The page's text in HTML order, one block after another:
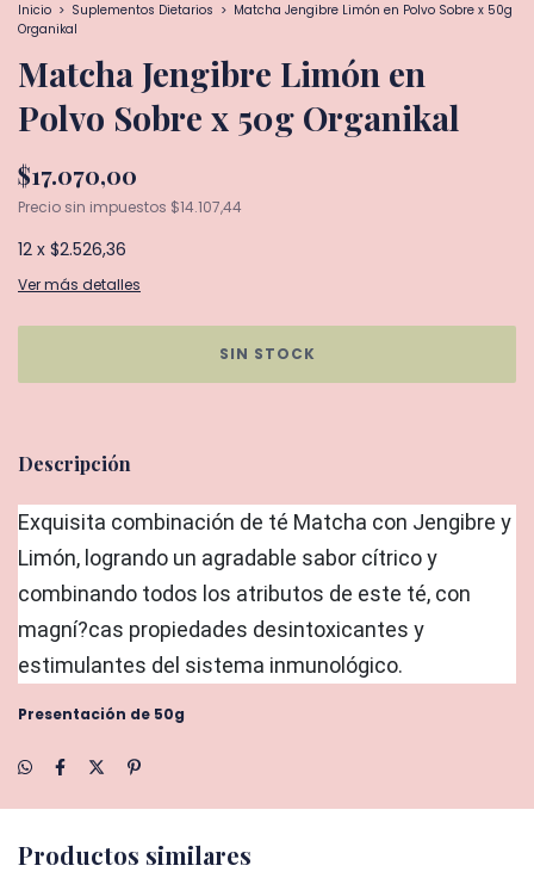
Inicio > Suplementos Dietarios > Matcha Jengibre Limón en Polvo Sobre x 50g
Organikal
Matcha Jengibre Limón en
Polvo Sobre x 50g Organikal
$17.070,00
Precio sin impuestos $14.107,44
12 x $2.526,36
Ver más detalles
Descripción
Exquisita combinación de té Matcha con Jengibre y
Limón, logrando un agradable sabor cítrico y
combinando todos los atributos de este té, con
magní?cas propiedades desintoxicantes y
estimulantes del sistema inmunológico.
Presentación de 50g
Productos similares